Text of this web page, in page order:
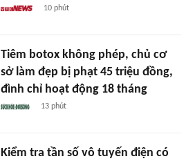
10 phút
Tiêm botox không phép, chủ cơ
sở làm đẹp bị phạt 45 triệu đồng,
đình chỉ hoạt động 18 tháng
13 phút
Kiểm tra tần số vô tuyến điện có